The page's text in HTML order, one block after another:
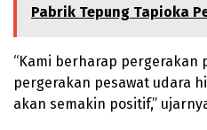
Pabrik Tepung Tapioka
“Kami berharap pergerakan
pergerakan pesawat udara
akan semakin positif,”